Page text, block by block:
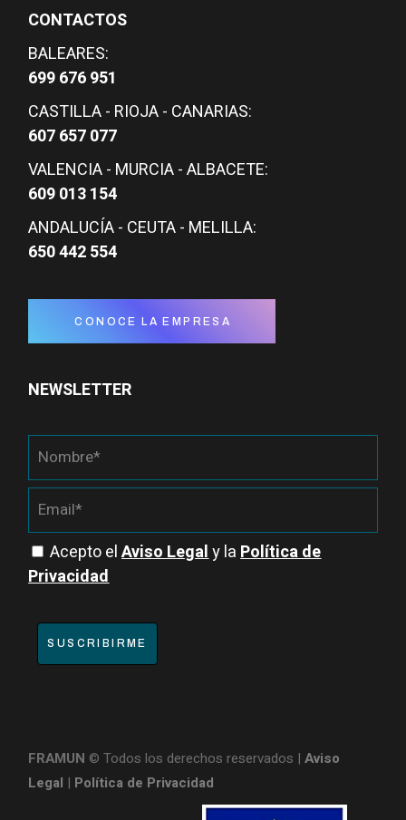
CONTACTOS
BALEARES:
699 676 951
CASTILLA - RIOJA - CANARIAS:
607 657 077
VALENCIA - MURCIA - ALBACETE:
609 013 154
ANDALUCÍA - CEUTA - MELILLA:
650 442 554
CONOCE LA EMPRESA
NEWSLETTER
Acepto elAviso Legaly laPolítica de
Privacidad
SUSCRIBIRME
FRAMUN © Todos los derechos reservados |Aviso
Legal | Política de Privacidad